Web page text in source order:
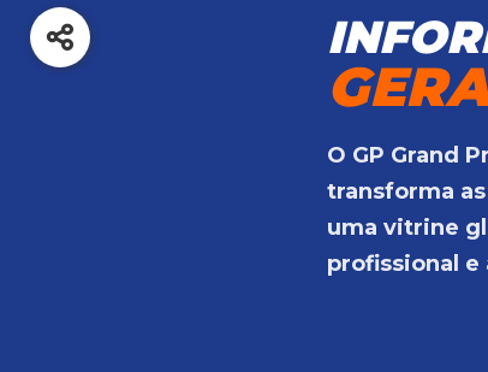
O GP Grand
transforma
uma vitrine
profissional e